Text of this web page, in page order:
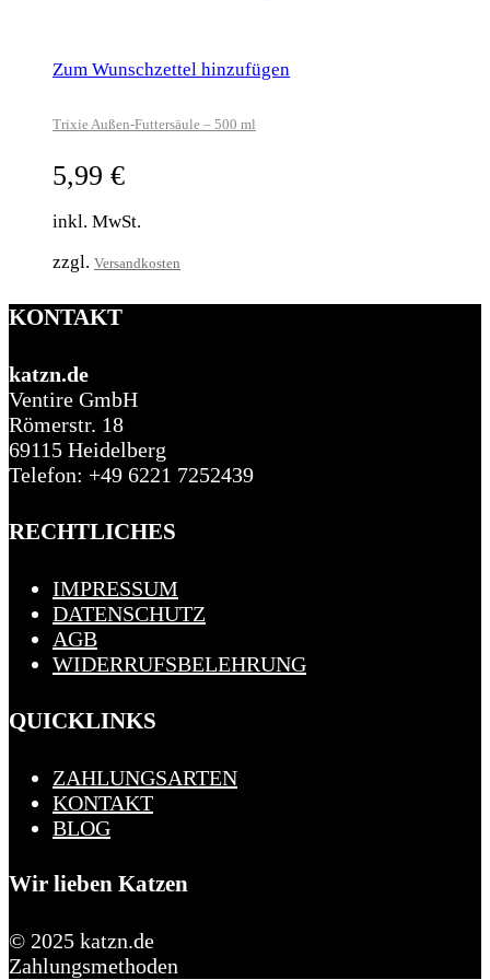
Zum Wunschzettel hinzufügen
Trixie Außen-Futtersäule – 500 ml
5,99 €
inkl. MwSt.
zzgl. Versandkosten
KONTAKT
katzn.de
Ventire GmbH
Römerstr. 18
69115 Heidelberg
Telefon: +49 6221 7252439
RECHTLICHES
IMPRESSUM
DATENSCHUTZ
AGB
WIDERRUFSBELEHRUNG
QUICKLINKS
ZAHLUNGSARTEN
KONTAKT
BLOG
Wir lieben Katzen
© 2025 katzn.de
Zahlungsmethoden